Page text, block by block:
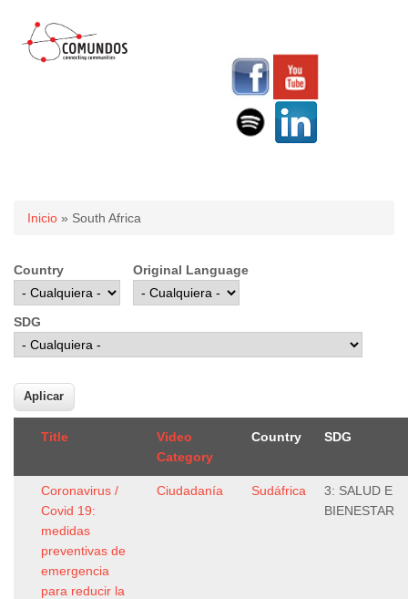
Usted está aquí
Inicio » South Africa
Country Original Language
SDG
Title
Video
Category
Country SDG
Coronavirus /
Covid 19:
medidas
preventivas de
emergencia
para reducir la
Ciudadanía Sudáfrica
3: SALUD E
BIENESTAR